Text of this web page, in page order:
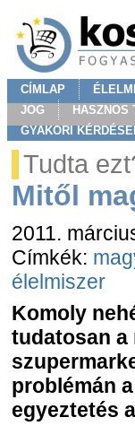
CÍMLAP
JOG
HASZNOS
GYAKORI
Tudta
Mitől
2011.
Címkék:
élelmiszer
Komoly
tudatosan a
problémán
egyeztetés